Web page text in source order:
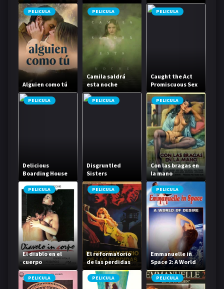
PELICULA
Alguien como tú
PELICULA
Camila saldrá
esta noche
PELICULA
Caught the Act
Promiscuous Sex
Life
PELICULA
Delicious
Boarding House
Daughter
PELICULA
Disgruntled
Sisters
PELICULA
Con las bragas en
la mano
PELICULA
El diablo en el
cuerpo
PELICULA
El reformatorio
de las perdidas
PELICULA
Emmanuelle in
Space 2: A World
of Desire
PELICULA PELICULA PELICULA